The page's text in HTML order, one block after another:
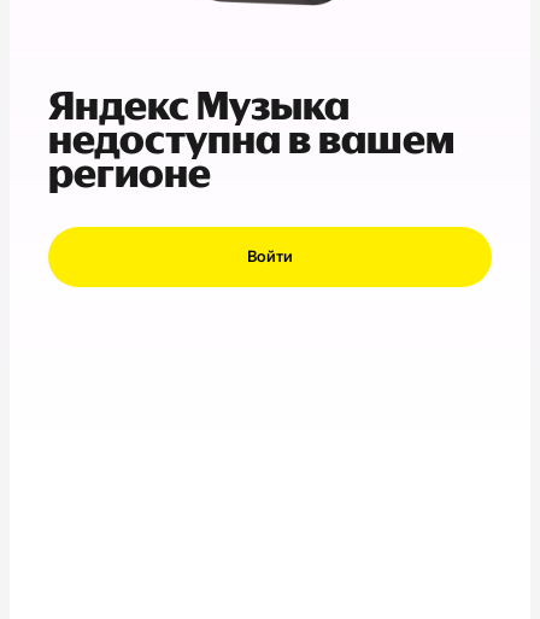
Яндекс Музыка
недоступна в вашем
регионе
Войти